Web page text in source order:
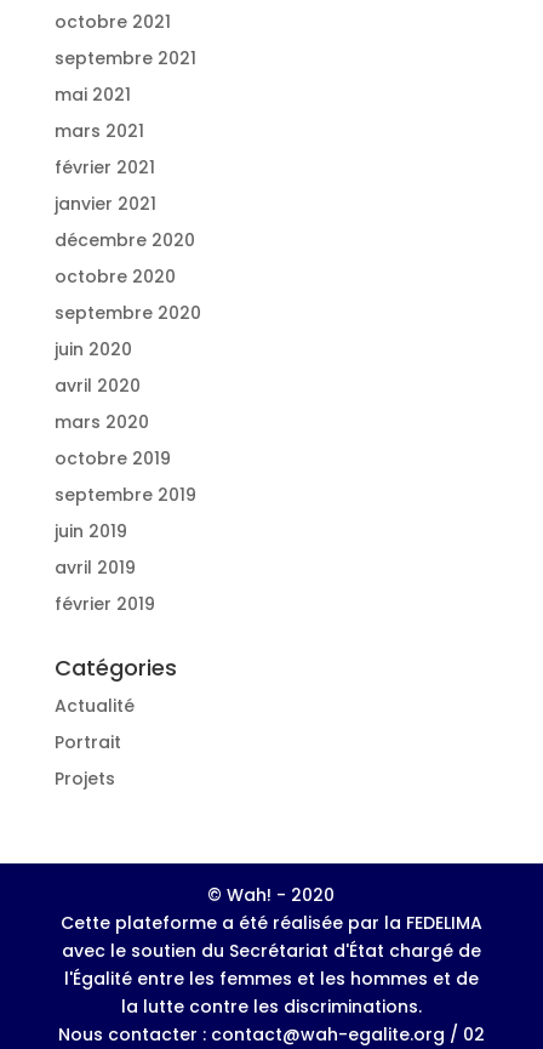
octobre 2021
septembre 2021
mai 2021
mars 2021
février 2021
janvier 2021
décembre 2020
octobre 2020
septembre 2020
juin 2020
avril 2020
mars 2020
octobre 2019
septembre 2019
juin 2019
avril 2019
février 2019
Catégories
Actualité
Portrait
Projets
© Wah! - 2020
Cette plateforme a été réalisée par la FEDELIMA
avec le soutien du Secrétariat d'État chargé de
l'Égalité entre les femmes et les hommes et de
la lutte contre les discriminations.
Nous contacter : contact@wah-egalite.org / 02